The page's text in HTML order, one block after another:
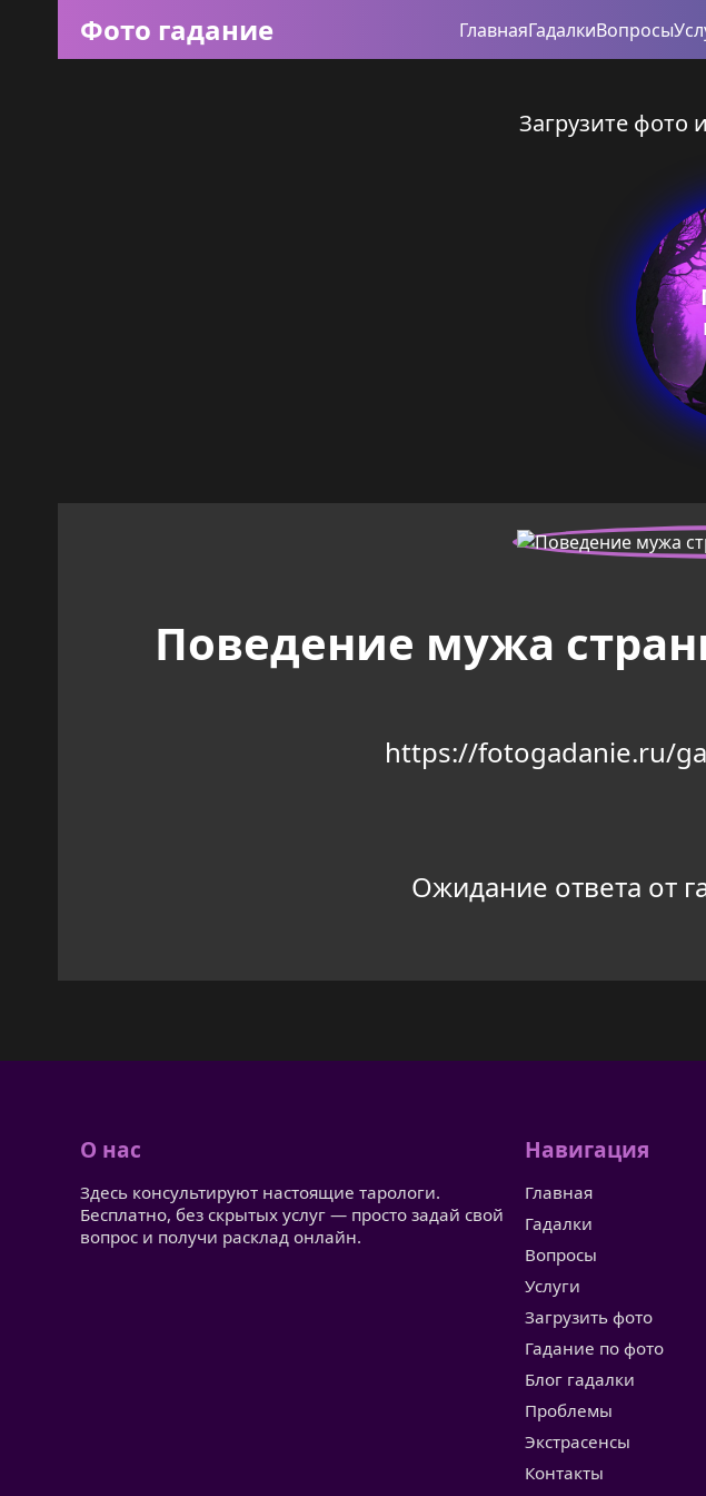
Фото гадание ГлавнаяГадалкиВопросы
Загрузите фото
Поведение мужа
https://fotogadanie.ru/
Ожидание ответа от
О нас
Здесь консультируют настоящие тарологи.
Бесплатно, без скрытых услуг — просто задай свой
вопрос и получи расклад онлайн.
Навигация
Главная
Гадалки
Вопросы
Услуги
Загрузить фото
Гадание по фото
Блог гадалки
Проблемы
Экстрасенсы
Контакты